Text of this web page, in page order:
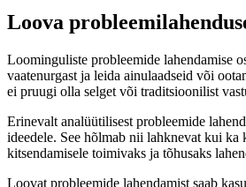
Loova
Loominguliste probleemide lahendamise
vaatenurgast ja leida ainulaadseid või
ei pruugi olla selget või traditsioonilist
Erinevalt analüütilisest probleemide
ideedele. See hõlmab nii lahknevat kui ka
kitsendamisele toimivaks ja tõhusaks
Loovat probleemide lahendamist saab